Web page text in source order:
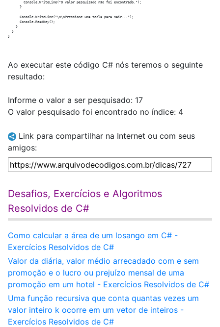
        Console.WriteLine("O valor pesquisado não foi encontrado.");
      }
      Console.WriteLine("\n\nPressione uma tecla para sair...");
      Console.ReadKey();
    }
  }
Ao executar este código C# nós teremos o seguinte
resultado:
Informe o valor a ser pesquisado: 17
O valor pesquisado foi encontrado no índice: 4
Link para compartilhar na Internet ou com seus
amigos:
Desafios, Exercícios e Algoritmos
Resolvidos de C#
Como calcular a área de um losango em C# -
Exercícios Resolvidos de C#
Valor da diária, valor médio arrecadado com e sem
promoção e o lucro ou prejuízo mensal de uma
promoção em um hotel - Exercícios Resolvidos de C#
Uma função recursiva que conta quantas vezes um
valor inteiro k ocorre em um vetor de inteiros -
Exercícios Resolvidos de C#